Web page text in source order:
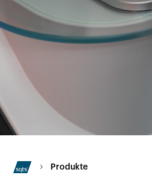
Produkte